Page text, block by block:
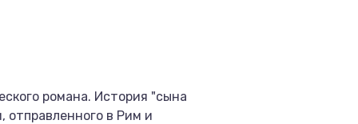
романа. История "сына
отправленного в Рим и